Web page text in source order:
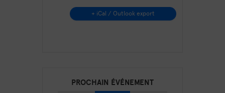
+ iCal / Outlook export
PROCHAIN ÉVÉNEMENT